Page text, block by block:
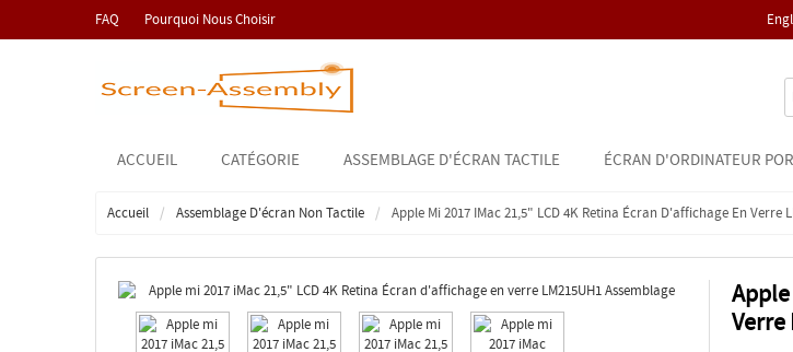
FAQ Pourquoi Nous Choisir
ACCUEIL CATÉGORIE ASSEMBLAGE D'ÉCRAN TACTILE ÉCRAN D'ORDINATEUR
Accueil Assemblage D'écran Non Tactile Apple Mi 2017 IMac 21,5" LCD 4K Retina Écran D'affichage En Verre
Apple
Verre